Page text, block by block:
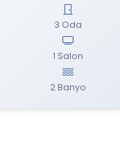
3 Oda
1 Salon
2 Banyo